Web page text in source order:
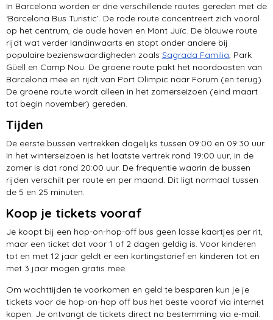
In Barcelona worden er drie verschillende routes gereden met de
‘Barcelona Bus Turistic’. De rode route concentreert zich vooral
op het centrum, de oude haven en Mont Juïc. De blauwe route
rijdt wat verder landinwaarts en stopt onder andere bij
populaire bezienswaardigheden zoals Sagrada Familia, Park
Güell en Camp Nou. De groene route pakt het noordoosten van
Barcelona mee en rijdt van Port Olimpic naar Forum (en terug).
De groene route wordt alleen in het zomerseizoen (eind maart
tot begin november) gereden.
Tijden
De eerste bussen vertrekken dagelijks tussen 09:00 en 09:30 uur.
In het winterseizoen is het laatste vertrek rond 19:00 uur, in de
zomer is dat rond 20:00 uur. De frequentie waarin de bussen
rijden verschilt per route en per maand. Dit ligt normaal tussen
de 5 en 25 minuten.
Koop je tickets vooraf
Je koopt bij een hop-on-hop-off bus geen losse kaartjes per rit,
maar een ticket dat voor 1 of 2 dagen geldig is. Voor kinderen
tot en met 12 jaar geldt er een kortingstarief en kinderen tot en
met 3 jaar mogen gratis mee.
Om wachttijden te voorkomen en geld te besparen kun je je
tickets voor de hop-on-hop off bus het beste vooraf via internet
kopen. Je ontvangt de tickets direct na bestemming via e-mail.